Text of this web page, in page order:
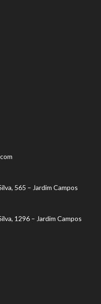
565 – Jardim Campos
1296 – Jardim Campos